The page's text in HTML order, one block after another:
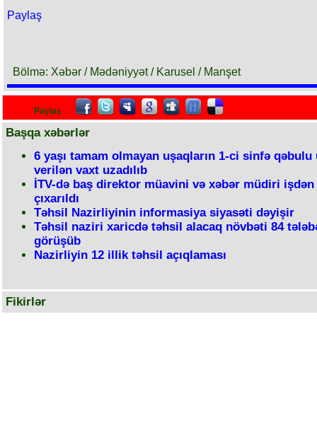
Paylaş
Bölmə: Xəbər / Mədəniyyət / Karusel / Manşet
Paylaş
Başqa xəbərlər
6 yaşı tamam olmayan uşaqların 1-ci sinfə qəbulu
verilən vaxt uzadılıb
İTV-də baş direktor müavini və xəbər müdiri işdən
çıxarıldı
Təhsil Nazirliyinin informasiya siyasəti dəyişir
Təhsil naziri xaricdə təhsil alacaq növbəti 84
görüşüb
Nazirliyin 12 illik təhsil açıqlaması
Fikirlər